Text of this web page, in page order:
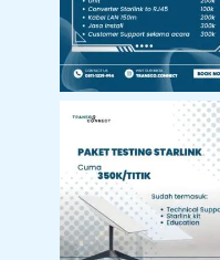
Starlink
Harga Paket
Testing Starlink